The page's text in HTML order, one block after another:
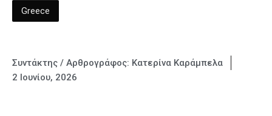
Greece
Συντάκτης / Αρθρογράφος: Κατερίνα Καράμπελα
2 Ιουνίου, 2026